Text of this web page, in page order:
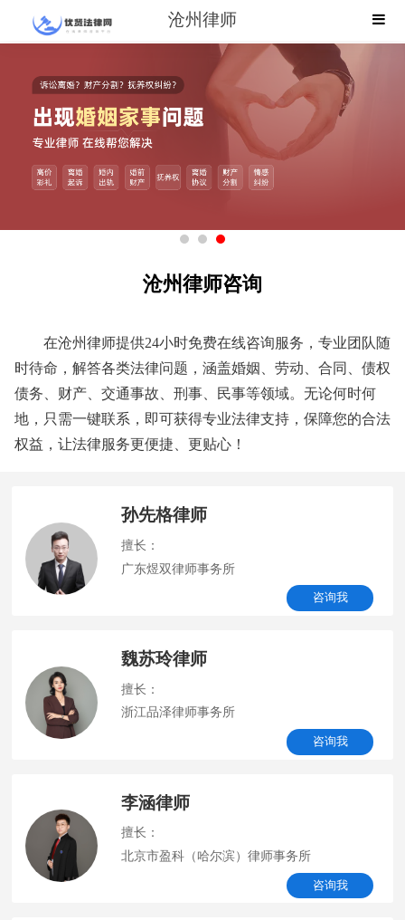
沧州律师
沧州律师咨询
在沧州律师提供24小时免费在线咨询服务，专业团队随
时待命，解答各类法律问题，涵盖婚姻、劳动、合同、债权
债务、财产、交通事故、刑事、民事等领域。无论何时何
地，只需一键联系，即可获得专业法律支持，保障您的合法
权益，让法律服务更便捷、更贴心！
孙先格律师
擅长：
广东煜双律师事务所
咨询我
魏苏玲律师
擅长：
浙江品泽律师事务所
咨询我
李涵律师
擅长：
北京市盈科（哈尔滨）律师事务所
咨询我